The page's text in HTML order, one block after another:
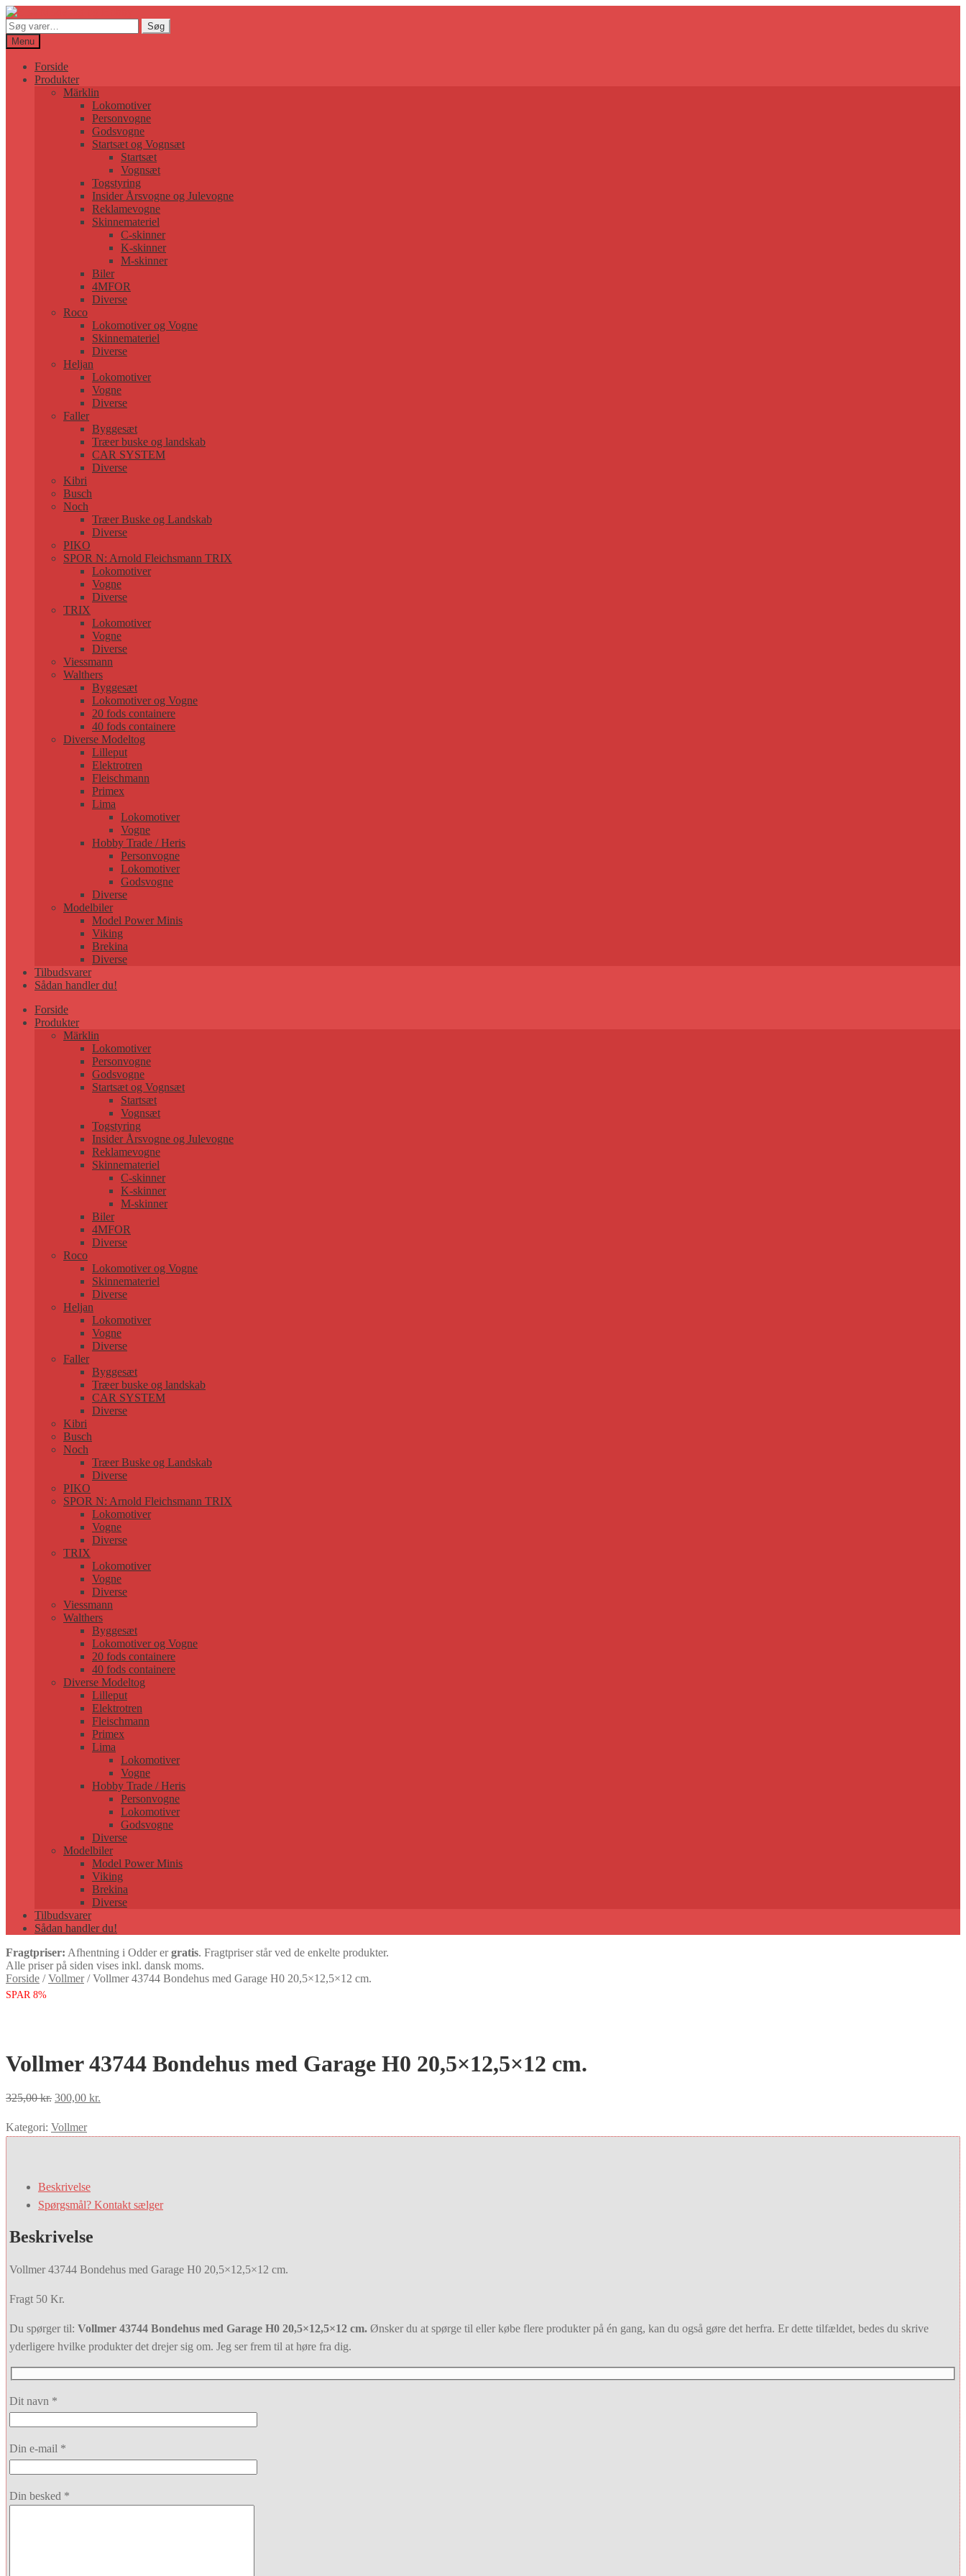
Søg
efter:
Søg
Menu
Forside
Produkter
Märklin
Lokomotiver
Personvogne
Godsvogne
Startsæt og Vognsæt
Startsæt
Vognsæt
Togstyring
Insider Årsvogne og Julevogne
Reklamevogne
Skinnemateriel
C-skinner
K-skinner
M-skinner
Biler
4MFOR
Diverse
Roco
Lokomotiver og Vogne
Skinnemateriel
Diverse
Heljan
Lokomotiver
Vogne
Diverse
Faller
Byggesæt
Træer buske og landskab
CAR SYSTEM
Diverse
Kibri
Busch
Noch
Træer Buske og Landskab
Diverse
PIKO
SPOR N: Arnold Fleichsmann TRIX
Lokomotiver
Vogne
Diverse
TRIX
Lokomotiver
Vogne
Diverse
Viessmann
Walthers
Byggesæt
Lokomotiver og Vogne
20 fods containere
40 fods containere
Diverse Modeltog
Lilleput
Elektrotren
Fleischmann
Primex
Lima
Lokomotiver
Vogne
Hobby Trade / Heris
Personvogne
Lokomotiver
Godsvogne
Diverse
Modelbiler
Model Power Minis
Viking
Brekina
Diverse
Tilbudsvarer
Sådan handler du!
Forside
Produkter
Märklin
Lokomotiver
Personvogne
Godsvogne
Startsæt og Vognsæt
Startsæt
Vognsæt
Togstyring
Insider Årsvogne og Julevogne
Reklamevogne
Skinnemateriel
C-skinner
K-skinner
M-skinner
Biler
4MFOR
Diverse
Roco
Lokomotiver og Vogne
Skinnemateriel
Diverse
Heljan
Lokomotiver
Vogne
Diverse
Faller
Byggesæt
Træer buske og landskab
CAR SYSTEM
Diverse
Kibri
Busch
Noch
Træer Buske og Landskab
Diverse
PIKO
SPOR N: Arnold Fleichsmann TRIX
Lokomotiver
Vogne
Diverse
TRIX
Lokomotiver
Vogne
Diverse
Viessmann
Walthers
Byggesæt
Lokomotiver og Vogne
20 fods containere
40 fods containere
Diverse Modeltog
Lilleput
Elektrotren
Fleischmann
Primex
Lima
Lokomotiver
Vogne
Hobby Trade / Heris
Personvogne
Lokomotiver
Godsvogne
Diverse
Modelbiler
Model Power Minis
Viking
Brekina
Diverse
Tilbudsvarer
Sådan handler du!
Fragtpriser: Afhentning i Odder ergratis. Fragtpriser står ved de enkelte produkter.
Alle priser på siden vises inkl. dansk moms.
Forside /Vollmer/Vollmer 43744 Bondehus med Garage H0 20,5×12,5×12 cm.
SPAR 8%
Vollmer 43744 Bondehus med Garage H0 20,5×12,5×12 cm.
325,00kr. Den
pris
300,00 kr.
Kategori: Vollmer
Beskrivelse
Spørgsmål? Kontakt sælger
Beskrivelse
Vollmer 43744 Bondehus med Garage H0 20,5×12,5×12 cm.
Fragt 50 Kr.
Du spørger til: Vollmer 43744 Bondehus med Garage H0 20,5×12,5×12 cm. Ønsker du at spørge til eller købe flere produkter på én gang, kan du også gøre det herfra. Er dette tilfældet, bedes du skrive
yderligere hvilke produkter det drejer sig om. Jeg ser frem til at høre fra dig.
Dit navn *
Din e-mail *
Din besked *